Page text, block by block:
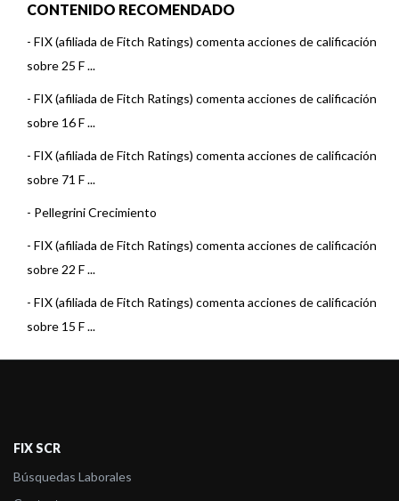
CONTENIDO RECOMENDADO
- FIX (afiliada de Fitch Ratings) comenta acciones de calificación
sobre 25 F ...
- FIX (afiliada de Fitch Ratings) comenta acciones de calificación
sobre 16 F ...
- FIX (afiliada de Fitch Ratings) comenta acciones de calificación
sobre 71 F ...
- Pellegrini Crecimiento
- FIX (afiliada de Fitch Ratings) comenta acciones de calificación
sobre 22 F ...
- FIX (afiliada de Fitch Ratings) comenta acciones de calificación
sobre 15 F ...
-FIX (afiliada de Fitch Ratings) comenta acciones de calificación
sobre 22 F ...
-FIX (afiliada de Fitch Ratings) comenta acciones de calificación
sobre 23 F ...
FIX SCR
Búsquedas Laborales